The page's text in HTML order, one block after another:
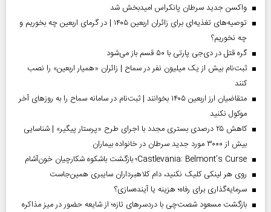
واکسن جدید سرطان پانکراس امیدبخش شد
توصیه‌های تغذیه‌ای برای زائران اربعین ۱۴۰۵ | در گرمای اربعین چه بخوریم و
چه نخوریم؟
گره قتل در دی‌جی پارتی با ۵۰ قسم باز می‌شود
ثبت‌نام بیش از یک میلیون نفر در سماح | زائران «همیار اربعین» را نصب
کنند
متقاضیان ارز اربعین ۱۴۰۵ بخوانند | ثبت‌نام در سامانه سماح را به روز‌های آخر
موکول نکنید
کاهش ۲۵ درصدی بستری مجدد با اجرای طرح «پرستار پیگیر» | شناسایی
بیش از ۳۰۰۰ مورد جدید سرطان در خانواده بیماران
Castlevania: Belmont’s Curse؛ بازگشت باشکوه شکارچیان خون‌آشام
روی هر لینکی کلیک نکنید، دام کلاهبرداران سایبری همین‌جاست
سرمایه‌گذاری برای رفاه؛ هزینه یا آینده‌سازی؟
بازگشت مسعود شصت‌چی با دردسر‌های تازه؛ از شایعه حضور در میز مذاکره